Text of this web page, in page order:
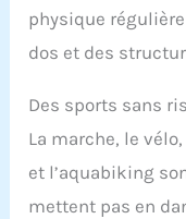
physique
dos et des
Des sports sans
La marche, le
et l’aquabiking
mettent pas en